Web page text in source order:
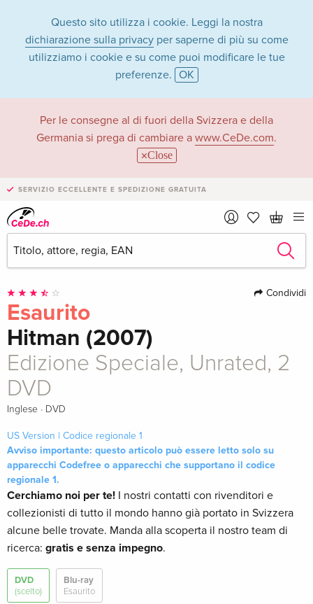
Questo sito utilizza i cookie. Leggi la nostra
dichiarazione sulla privacyper saperne di più su come
utilizziamo i cookie e su come puoi modificare le tue
preferenze. OK
Per le consegne al di fuori della Svizzera e della
Germania si prega di cambiare a www.CeDe.com.
Close
SERVIZIO ECCELLENTE E SPEDIZIONE GRATUITA
Condividi
Esaurito
Hitman (2007)
Edizione Speciale, Unrated, 2
DVD
Inglese · DVD
US Version | Codice regionale 1
Avviso importante: questo articolo può essere letto solo su
apparecchi Codefree o apparecchi che supportano il codice
regionale 1.
Cerchiamo noi per te! I nostri contatti con rivenditori e
collezionisti di tutto il mondo hanno già portato in Svizzera
alcune belle trovate. Manda alla scoperta il nostro team di
ricerca: gratis e senza impegno.
DVD
(scelto)
Blu-ray
Esaurito